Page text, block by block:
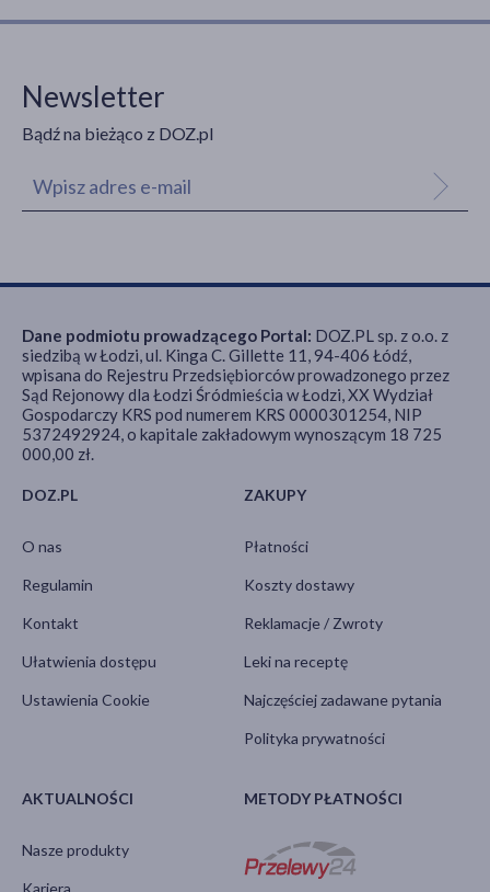
Newsletter
Bądź na bieżąco z DOZ.pl
DOZ.PL
O nas
Regulamin
Kontakt
Ułatwienia dostępu
Ustawienia Cookie
ZAKUPY
Płatności
Koszty dostawy
Reklamacje / Zwroty
Leki na receptę
Najczęściej zadawane pytania
Polityka prywatności
AKTUALNOŚCI
Nasze produkty
METODY PŁATNOŚCI
Dane podmiotu prowadzącego Portal: DOZ.PL sp. z o.o. z
siedzibą w Łodzi, ul. Kinga C. Gillette 11, 94-406 Łódź,
wpisana do Rejestru Przedsiębiorców prowadzonego przez
Sąd Rejonowy dla Łodzi Śródmieścia w Łodzi, XX Wydział
Gospodarczy KRS pod numerem KRS 0000301254, NIP
5372492924, o kapitale zakładowym wynoszącym 18 725
000,00 zł.